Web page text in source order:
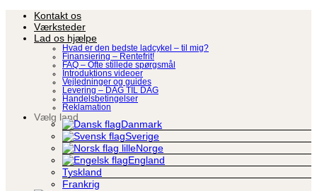
Fortsæt
indhold
Kontakt os
Værksteder
Lad os hjælpe
Hvad er den bedste ladcykel – til mig?
Finansiering – Rentefrit!
FAQ – Ofte stillede spørgsmål
Introduktions videoer
Vejledninger og guides
Levering – DAG TIL DAG
Handelsbetingelser
Reklamation
Vælg land
Danmark
Sverige
Norge
England
Tyskland
Frankrig